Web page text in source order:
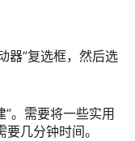
器”复选框，然后选
”。需要将一些实用
几分钟时间。